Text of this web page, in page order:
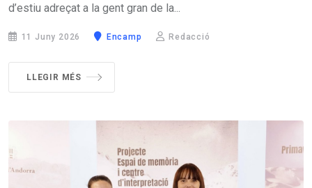
d’estiu adreçat a la gent gran de la...
11 Juny 2026 Encamp Redacció
LLEGIR MÉS